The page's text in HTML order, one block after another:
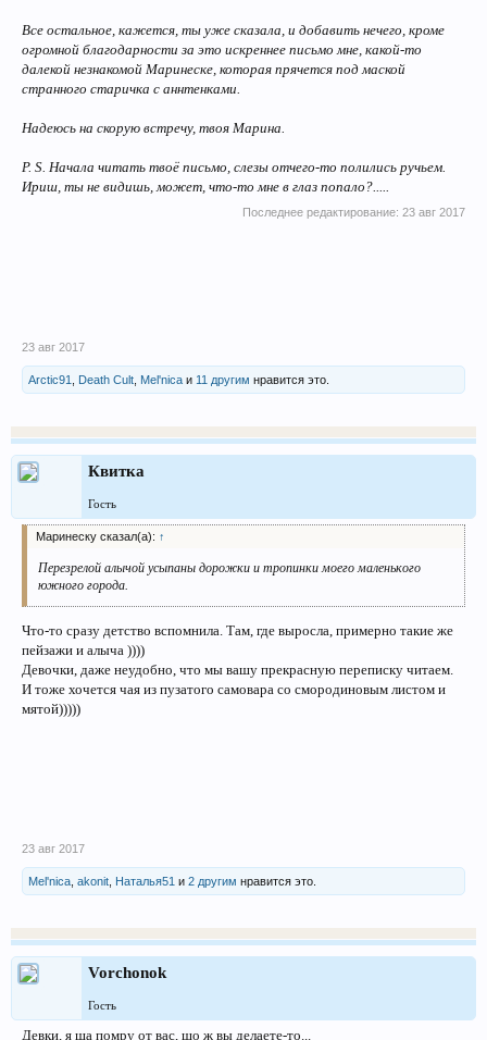
Все остальное, кажется, ты уже сказала, и добавить нечего, кроме
огромной благодарности за это искреннее письмо мне, какой-то
далекой незнакомой Маринеске, которая прячется под маской
странного старичка с аннтенками.
Надеюсь на скорую встречу, твоя Марина.
P. S. Начала читать твоё письмо, слезы отчего-то полились ручьем.
Ириш, ты не видишь, может, что-то мне в глаз попало?.....
Последнее редактирование: 23 авг 2017
23 авг 2017
Arctic91 Death Cult Mel'nica и 11 другим нравится это.
Квитка
Гость
Маринеску сказал(а): ↑
Перезрелой алычой усыпаны дорожки и тропинки моего маленького
южного города.
Что-то сразу детство вспомнила. Там, где выросла, примерно такие же
пейзажи и алыча ))))
Девочки, даже неудобно, что мы вашу прекрасную переписку читаем.
И тоже хочется чая из пузатого самовара со смородиновым листом и
мятой)))))
23 авг 2017
Mel'nica akonit Наталья51 и 2 другим нравится это.
Vorchonok
Гость
Девки, я ща помру от вас, шо ж вы делаете-то...